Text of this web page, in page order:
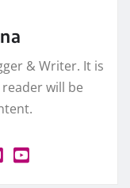
& Writer. It is
will be